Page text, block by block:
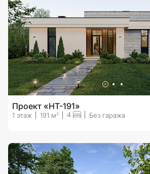
Проект «HT-191»
1 этаж 191 м 2 4 Без гаража